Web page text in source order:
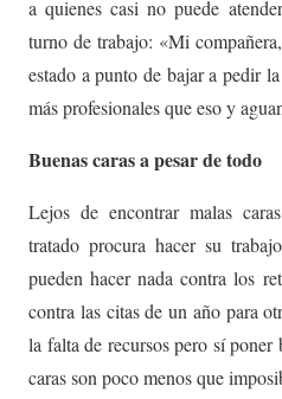
a quienes casi no puede
turno de trabajo: «Mi
estado a punto de bajar a pedir
más profesionales que eso y
Buenas caras a pesar de todo
Lejos de encontrar malas
tratado procura hacer su
pueden hacer nada contra los
contra las citas de un año para
la falta de recursos pero sí poner
caras son poco menos que